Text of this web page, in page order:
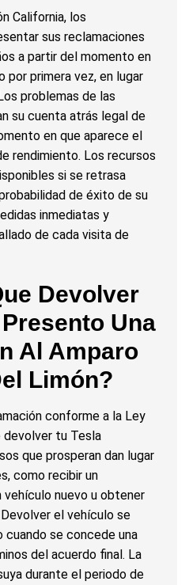
California, los
sus reclamaciones
a partir del momento en
primera vez, en lugar
problemas de las
su cuenta atrás legal de
en que aparece el
rendimiento. Los recursos
si se retrasa
de éxito de su
inmediatas y
de cada visita de
Devolver
Una
Al Amparo
Limón?
conforme a la Ley
devolver tu Tesla
que prosperan dan lugar
como recibir un
nuevo u obtener
el vehículo se
se concede una
del acuerdo final. La
durante el periodo de